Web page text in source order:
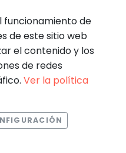
2026
Política de privacidad
funcionamiento de
de este sitio web
el contenido y los
de redes
Ver la política